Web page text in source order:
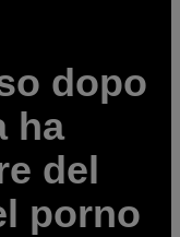
dopo
ha
del
porno